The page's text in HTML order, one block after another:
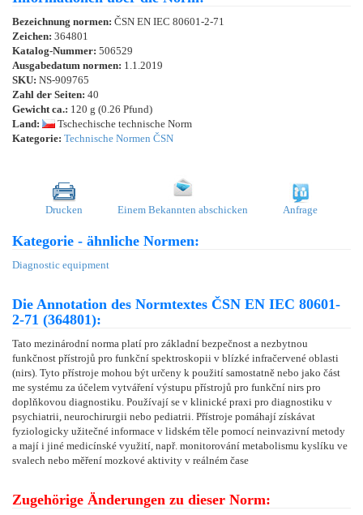
Bezeichnung normen: ČSN EN IEC 80601-2-71
Zeichen: 364801
Katalog-Nummer: 506529
Ausgabedatum normen: 1.1.2019
SKU: NS-909765
Zahl der Seiten: 40
Gewicht ca.: 120 g (0.26 Pfund)
Land:
Tschechische technische Norm
Kategorie: Technische Normen ČSN
Drucken Einem Bekannten abschicken Anfrage
Kategorie - ähnliche Normen:
Diagnostic equipment
Die Annotation des Normtextes ČSN EN IEC 80601-
2-71 (364801):
Tato mezinárodní norma platí pro základní bezpečnost a nezbytnou
funkčnost přístrojů pro funkční spektroskopii v blízké infračervené oblasti
(nirs). Tyto přístroje mohou být určeny k použití samostatně nebo jako část
me systému za účelem vytváření výstupu přístrojů pro funkční nirs pro
doplňkovou diagnostiku. Používají se v klinické praxi pro diagnostiku v
psychiatrii, neurochirurgii nebo pediatrii. Přístroje pomáhají získávat
fyziologicky užitečné informace v lidském těle pomocí neinvazivní metody
a mají i jiné medicínské využití, např. monitorování metabolismu kyslíku ve
svalech nebo měření mozkové aktivity v reálném čase
Zugehörige Änderungen zu dieser Norm: